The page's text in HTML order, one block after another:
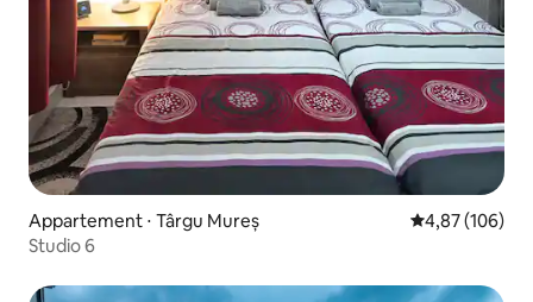
Appartement ⋅ Târgu Mureș Évaluation
4,87 (106)
Studio 6